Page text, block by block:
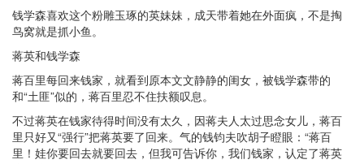
钱学森喜欢这个粉雕玉琢的英妹妹，成天带着她在外面疯，不是掏
鸟窝就是抓小鱼。
蒋英和钱学森
蒋百里每回来钱家，就看到原本文文静静的闺女，被钱学森带的
和“土匪”似的，蒋百里忍不住扶额叹息。
不过蒋英在钱家待得时间没有太久，因蒋夫人太过思念女儿，蒋百
里只好又“强行”把蒋英要了回来。气的钱钧夫吹胡子瞪眼：“蒋百
里！娃你要回去就要回去，但我可告诉你，我们钱家，认定了蒋英